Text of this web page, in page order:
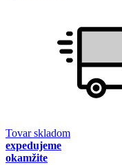
Tovar skladom
expedujeme
okamžite